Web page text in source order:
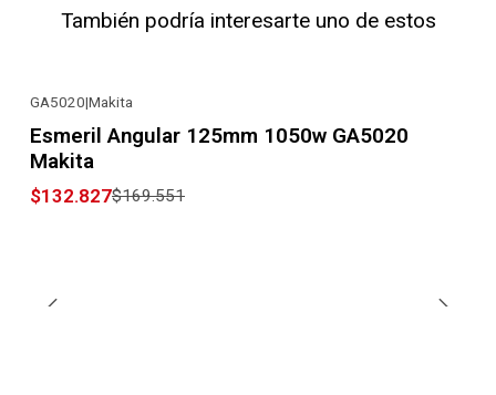
También podría interesarte uno de estos
GA5020|Makita
Esmeril Angular 125mm 1050w GA5020
Makita
$132.827$169.551